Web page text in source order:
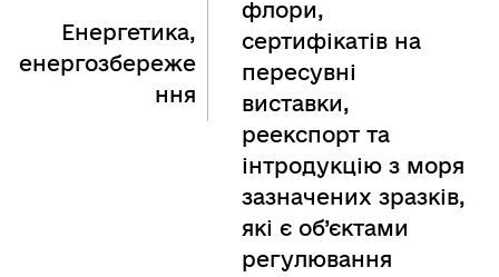
Енергетика,
енергозбереже
ння
флори,
сертифікатів на
пересувні
виставки,
реекспорт та
інтродукцію з моря
зазначених зразків,
які є об’єктами
регулювання